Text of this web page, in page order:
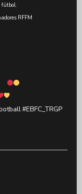
fútbol.
RFFM
#EBFC_TRGP